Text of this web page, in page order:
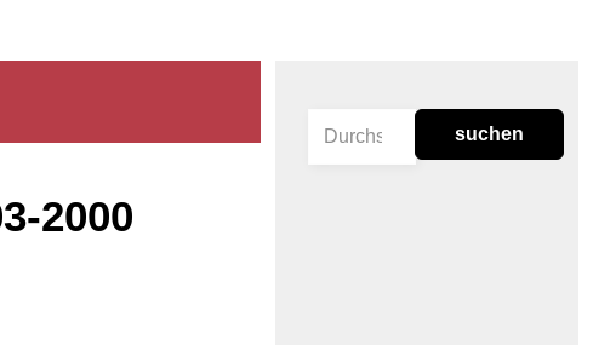
2000
suchen